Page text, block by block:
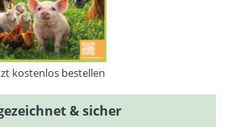
kostenlos bestellen
& sicher